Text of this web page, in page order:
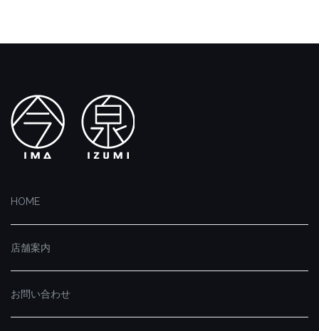
HOME
店舗案内
お問い合わせ